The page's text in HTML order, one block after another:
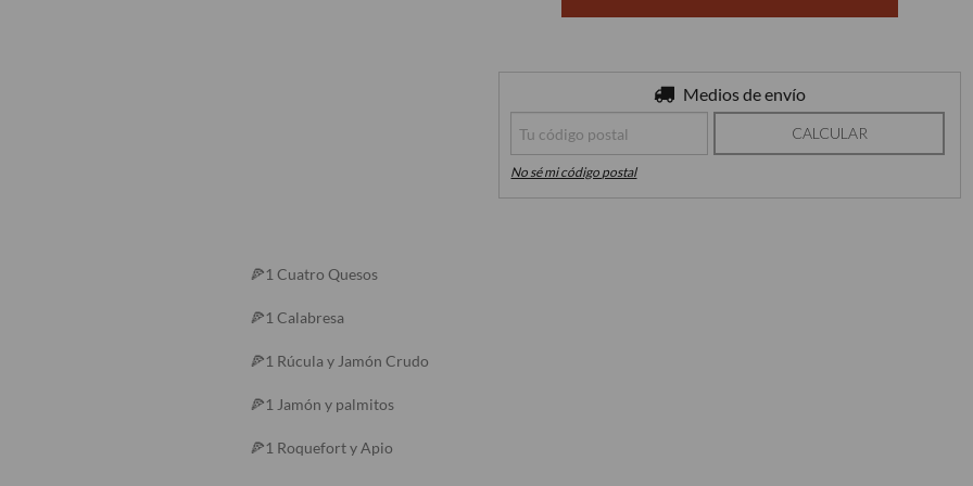
Medios de envío
CALCULAR
No sé mi código postal
🍕1 Cuatro Quesos
🍕1 Calabresa
🍕1 Rúcula y Jamón Crudo
🍕1 Jamón y palmitos
🍕1 Roquefort y Apio